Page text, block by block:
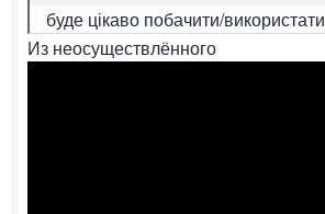
буде цікаво побачити/використати
Из неосуществлённого